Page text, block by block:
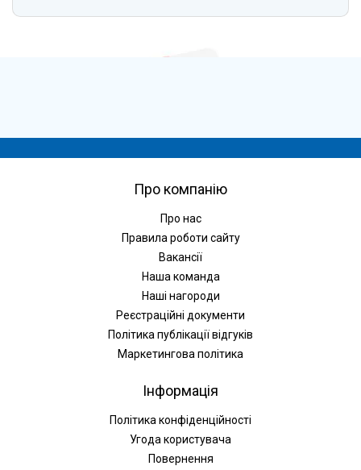
Про компанію
Про нас
Правила роботи сайту
Вакансії
Наша команда
Наші нагороди
Реєстраційні документи
Політика публікації відгуків
Маркетингова політика
Інформація
Політика конфіденційності
Угода користувача
Повернення